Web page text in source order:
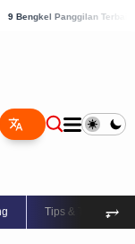
Terbaik di Kabupaten
Tips & Trik ⥅